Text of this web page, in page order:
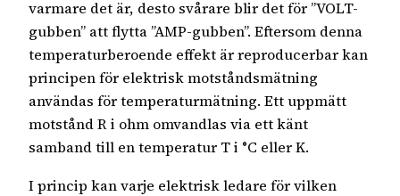
varmare det är, desto svårare blir det för ”VOLT-
gubben” att flytta ”AMP-gubben”. Eftersom denna
temperaturberoende effekt är reproducerbar kan
principen för elektrisk motståndsmätning
användas för temperaturmätning. Ett uppmätt
motstånd R i ohm omvandlas via ett känt
samband till en temperatur T i °C eller K.
I princip kan varje elektrisk ledare för vilken